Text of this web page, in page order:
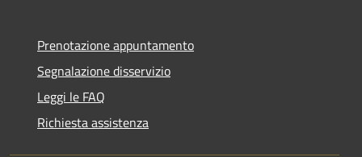
Prenotazione appuntamento
Segnalazione disservizio
Leggi le FAQ
Richiesta assistenza